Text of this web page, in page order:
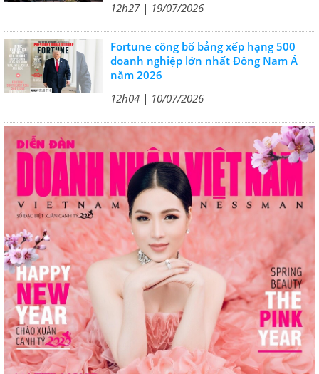
12h27 | 19/07/2026
Fortune công bố bảng xếp hạng 500
doanh nghiệp lớn nhất Đông Nam Á
năm 2026
12h04 | 10/07/2026